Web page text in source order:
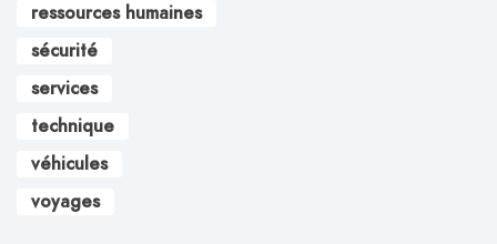
ressources humaines
sécurité
services
technique
véhicules
voyages